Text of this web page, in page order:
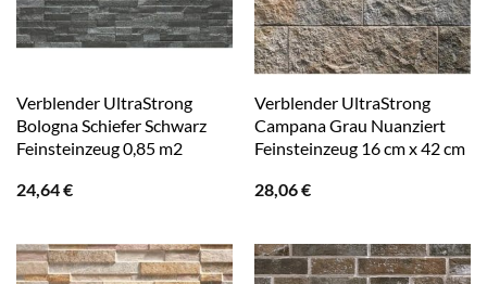
Verblender UltraStrong
Bologna Schiefer Schwarz
Feinsteinzeug 0,85 m2
24,64€
Verblender UltraStrong
Campana Grau Nuanziert
Feinsteinzeug 16 cm x 42 cm
28,06€